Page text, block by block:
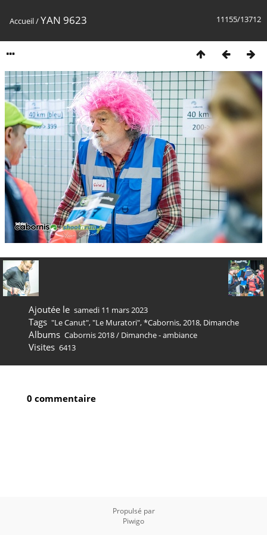
11155/13712
Accueil/YAN 9623
Ajoutée le samedi 11 mars 2023
Tags "Le Canut", "Le Muratori",*Cabornis,2018, Dimanche
Albums Cabornis 2018/ Dimanche - ambiance
Visites 6413
0 commentaire
Propulsé par
Piwigo